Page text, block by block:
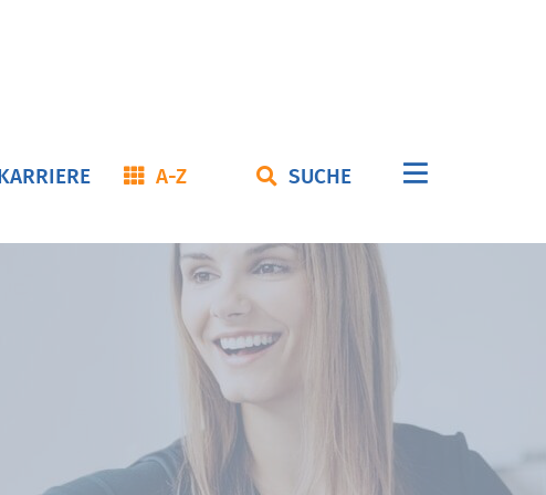
KARRIERE A-Z SUCHE
Navigation